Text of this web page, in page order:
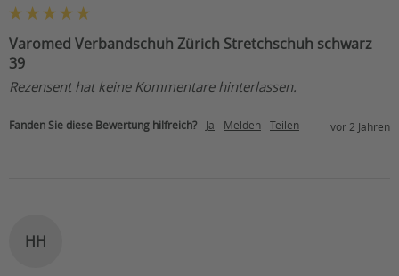
Varomed Verbandschuh Zürich Stretchschuh schwarz
39
Rezensent hat keine Kommentare hinterlassen.
Fanden Sie diese Bewertung hilfreich? Ja Melden Teilen vor 2 Jahren
HH